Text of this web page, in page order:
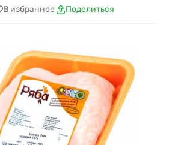
В избранное Поделиться